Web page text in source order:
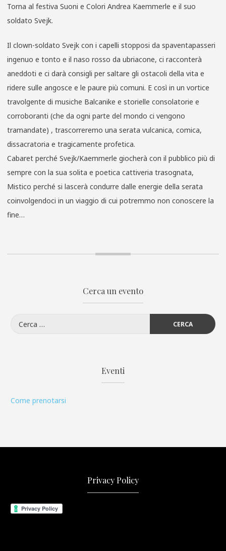
Torna al festiva Suoni e Colori Andrea Kaemmerle e il suo
soldato Svejk.
Il clown-soldato Svejk con i capelli stopposi da spaventapasseri
ingenuo e tonto e il naso rosso da ubriacone, ci racconterà
aneddoti e ci darà consigli per saltare gli ostacoli della vita e
ridere sulle angosce e le paure più comuni. E così in un vortice
travolgente di musiche Balcanike e storielle consolatorie e
corroboranti (che da ogni parte del mondo ci vengono
tramandate) , trascorreremo una serata vulcanica, comica,
dissacratoria e tragicamente profetica.
Cabaret perché Svejk/Kaemmerle giocherà con il pubblico più di
sempre con la sua solita e poetica cattiveria trasognata,
Mistico perché si lascerà condurre dalle energie della serata
coinvolgendoci in un viaggio di cui potremmo non conoscere la
fine…
Cerca un evento
per:
Eventi
Come prenotarsi
Privacy Policy